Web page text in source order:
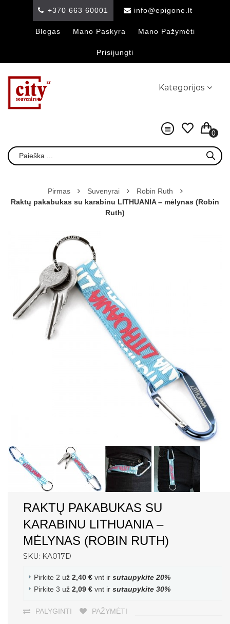
+370 663 60001 info@epigone.lt
Blogas Mano Paskyra Mano Pažymėti
Prisijungti
Kategorijos
0
Pirmas Suvenyrai
Robin Ruth
Raktų pakabukas su karabinu LITHUANIA – mėlynas (Robin
Ruth)
RAKTŲ PAKABUKAS SU
KARABINU LITHUANIA –
MĖLYNAS (ROBIN RUTH)
SKU: KA017D
Pirkite 2 už 2,40 € vnt ir sutaupykite 20%
Pirkite 3 už 2,09 € vnt ir sutaupykite 30%
PALYGINTI PAŽYMĖTI